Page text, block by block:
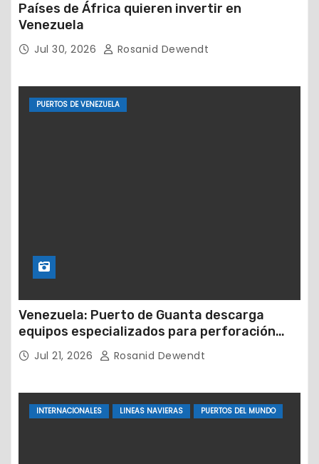
Países de África quieren invertir en
Venezuela
Jul 30, 2026 Rosanid Dewendt
PUERTOS DE VENEZUELA
Venezuela: Puerto de Guanta descarga
equipos especializados para perforación
petrolera
Jul 21, 2026 Rosanid Dewendt
INTERNACIONALES LINEAS NAVIERAS PUERTOS DEL MUNDO